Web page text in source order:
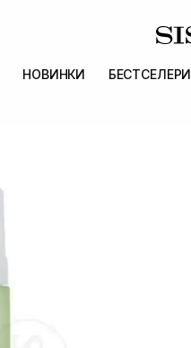
НОВИНКИ БЕСТСЕЛЕРИ